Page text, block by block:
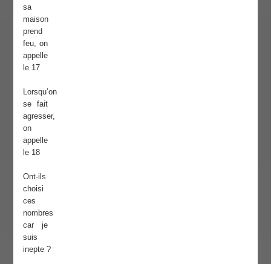
sa
maison
prend
feu, on
appelle
le 17
Lorsqu’on
se fait
agresser,
on
appelle
le 18
Ont-ils
choisi
ces
nombres
car je
suis
inepte ?